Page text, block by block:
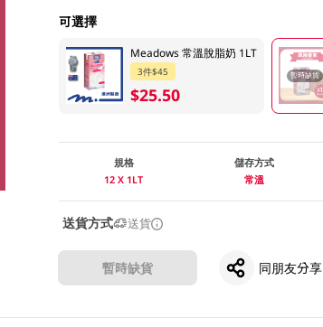
可選擇
Meadows 常溫脫脂奶 1LT
3件$45
$25.50
暫時缺貨
規格
12 X 1LT
儲存方式
常溫
送貨方式 送貨
暫時缺貨 同朋友分享